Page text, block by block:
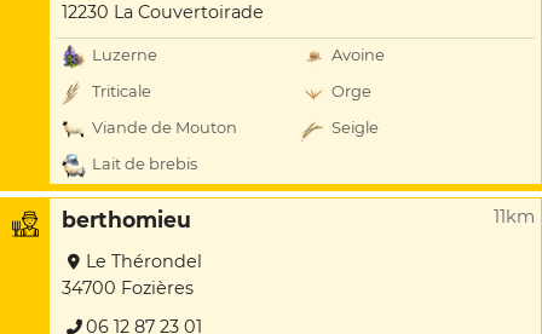
12230 La Couvertoirade
Luzerne
Avoine
Triticale
Orge
Viande de Mouton
Seigle
Lait de brebis
berthomieu 11km
Le Thérondel
34700 Fozières
06 12 87 23 01